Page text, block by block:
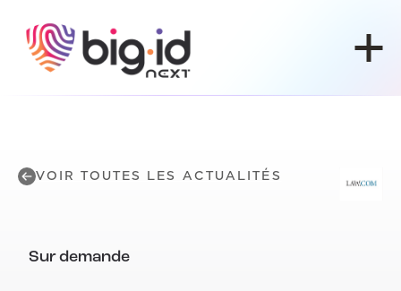
VOIR TOUTES LES ACTUALITÉS
Sur demande